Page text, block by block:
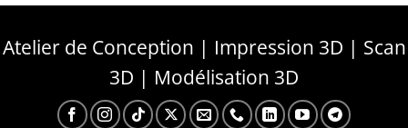
Atelier de Conception | Impression 3D | Scan
3D | Modélisation 3D